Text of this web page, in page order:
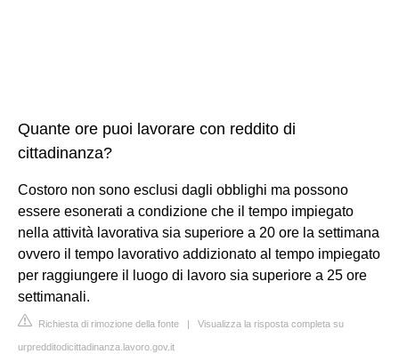
Quante ore puoi lavorare con reddito di
cittadinanza?
Costoro non sono esclusi dagli obblighi ma possono
essere esonerati a condizione che il tempo impiegato
nella attività lavorativa sia superiore a 20 ore la settimana
ovvero il tempo lavorativo addizionato al tempo impiegato
per raggiungere il luogo di lavoro sia superiore a 25 ore
settimanali.
Richiesta di rimozione della fonte | Visualizza la risposta completa su
urpredditodicittadinanza.lavoro.gov.it